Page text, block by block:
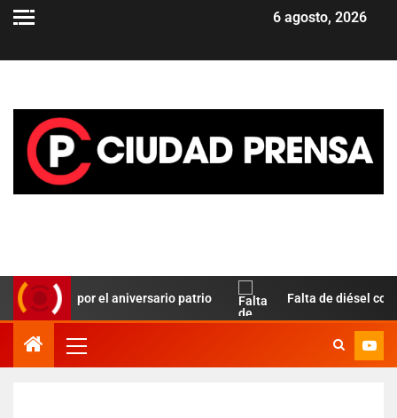
6 agosto, 2026
Paz por el aniversario patrio Falta de diésel complica